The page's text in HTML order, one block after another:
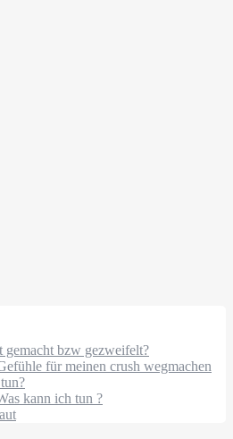
gemacht bzw gezweifelt?
für meinen crush wegmachen
kann ich tun ?